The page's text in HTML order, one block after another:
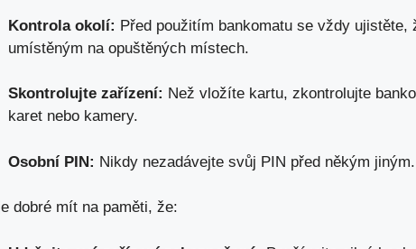
Kontrola okolí: Před použitím bankomatu se ⁣vždy ujistěte,
umístěným na opuštěných místech.
Skontrolujte‍ zařízení: ‍Než vložíte kartu, zkontrolujte
karet nebo⁤ kamery.
Osobní PIN: ⁤Nikdy‍ nezadávejte svůj PIN před někým
dobré mít ⁣na paměti, že: